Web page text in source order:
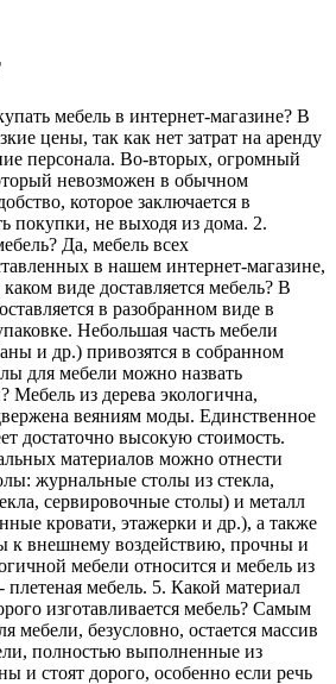
мебель в интернет-магазине? В
цены, так как нет затрат на аренду
персонала. Во-вторых, огромный
невозможен в обычном
которое заключается в
покупки, не выходя из дома. 2.
Да, мебель всех
в нашем интернет-магазине,
виде доставляется мебель? В
в разобранном виде в
Небольшая часть мебели
и др.) привозятся в собранном
для мебели можно назвать
Мебель из дерева экологична,
веяниям моды. Единственное
достаточно высокую стоимость.
материалов можно отнести
журнальные столы из стекла,
сервировочные столы) и металл
кровати, этажерки и др.), а также
к внешнему воздействию, прочны и
мебели относится и мебель из
плетеная мебель. 5. Какой материал
изготавливается мебель? Самым
мебели, безусловно, остается массив
полностью выполненные из
и стоят дорого, особенно если речь